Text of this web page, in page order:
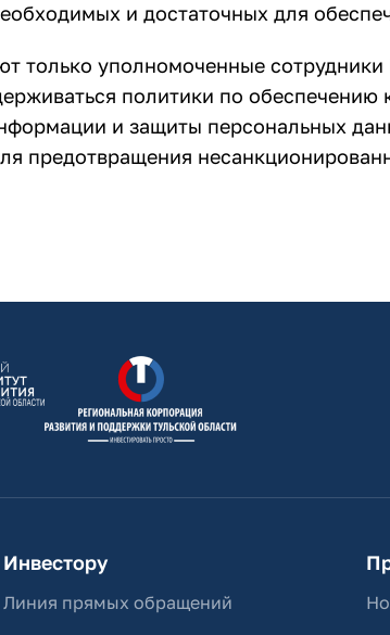
и достаточных для
только уполномоченные
политики по
и защиты персональных
предотвращения
Инвестору
Линия прямых обращений